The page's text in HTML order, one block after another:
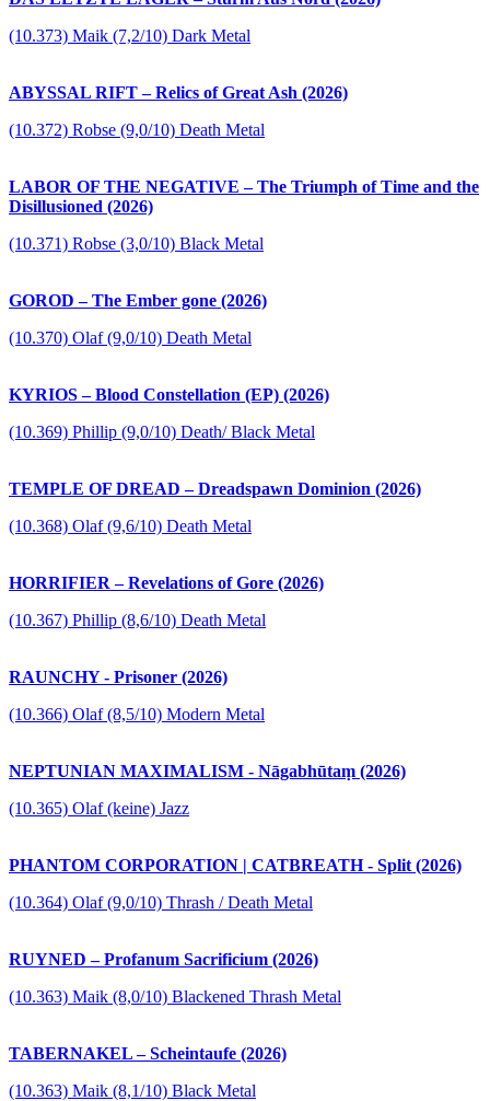
(10.373) Maik (7,2/10) Dark Metal
ABYSSAL RIFT – Relics of Great Ash (2026)
(10.372) Robse (9,0/10) Death Metal
LABOR OF THE NEGATIVE – The Triumph of Time and the
Disillusioned (2026)
(10.371) Robse (3,0/10) Black Metal
GOROD – The Ember gone (2026)
(10.370) Olaf (9,0/10) Death Metal
KYRIOS – Blood Constellation (EP) (2026)
(10.369) Phillip (9,0/10) Death/ Black Metal
TEMPLE OF DREAD – Dreadspawn Dominion (2026)
(10.368) Olaf (9,6/10) Death Metal
HORRIFIER – Revelations of Gore (2026)
(10.367) Phillip (8,6/10) Death Metal
RAUNCHY - Prisoner (2026)
(10.366) Olaf (8,5/10) Modern Metal
NEPTUNIAN MAXIMALISM - Nāgabhūtaṃ (2026)
(10.365) Olaf (keine) Jazz
PHANTOM CORPORATION | CATBREATH - Split (2026)
(10.364) Olaf (9,0/10) Thrash / Death Metal
RUYNED – Profanum Sacrificium (2026)
(10.363) Maik (8,0/10) Blackened Thrash Metal
TABERNAKEL – Scheintaufe (2026)
(10.363) Maik (8,1/10) Black Metal